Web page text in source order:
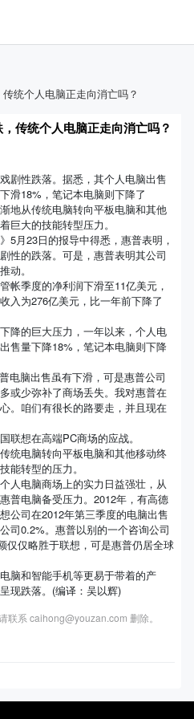
统个人电脑正走向消亡吗？
传统个人电脑正走向消亡吗？
剧性跌落。据悉，其个人电脑出售
滑18%，笔记本电脑则下降了
地从传统电脑转向平板电脑和其他
巨大的技能转型压力。
5月23日的报导中得悉，惠普表明，
性的跌落。可是，惠普表明其公司
动。
帐季度的净利润下滑至11亿美元，
入为276亿美元，比一年前下降了
降的巨大压力，一年以来，个人电
售量下降18%，笔记本电脑则下降
电脑出售虽有下滑，可是惠普公司
或少弥补了商场丢失。我对惠普在
。咱们有很长的路要走，并且现在
联想在高端PC商场的应战。
统电脑转向平板电脑和其他移动终
能转型的压力。
人电脑商场上的实力日益强壮，从
普电脑备受压力。2012年，有高德
公司在2012年第三季度的电脑出售
司0.2%。惠普以别的一个咨询公司
仅仅略胜于联想，可是惠普仍居全球
脑和智能手机等更易于带着的产
现跌落。(编译：吴以辉)
系 caihong@youzan.com 删除。